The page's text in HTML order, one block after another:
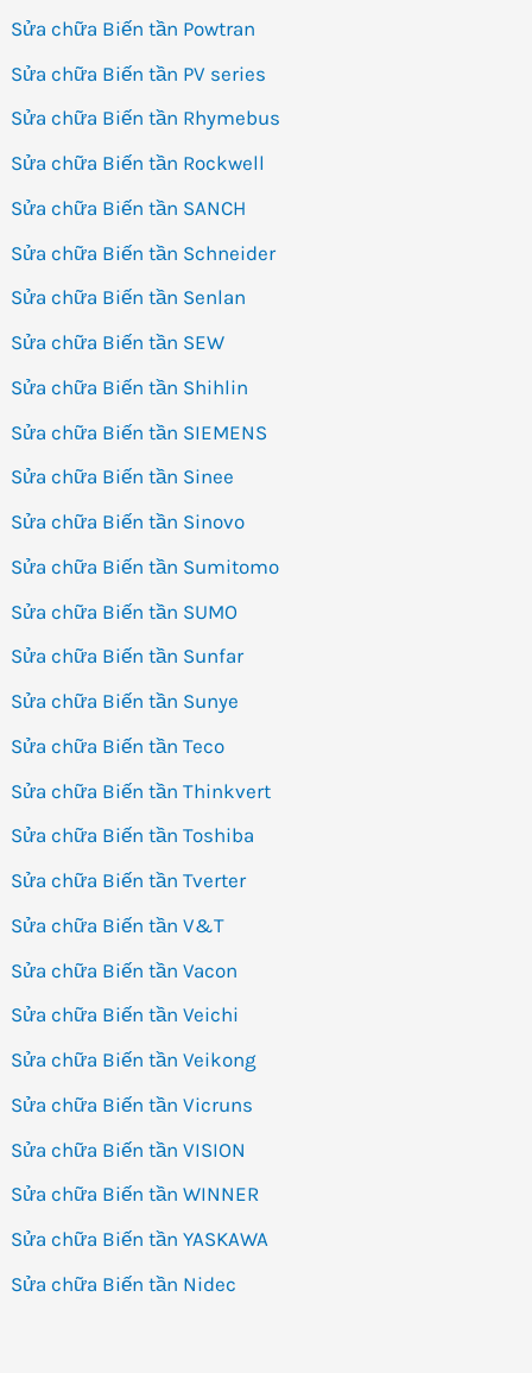
Sửa chữa Biến tần Powtran
Sửa chữa Biến tần PV series
Sửa chữa Biến tần Rhymebus
Sửa chữa Biến tần Rockwell
Sửa chữa Biến tần SANCH
Sửa chữa Biến tần Schneider
Sửa chữa Biến tần Senlan
Sửa chữa Biến tần SEW
Sửa chữa Biến tần Shihlin
Sửa chữa Biến tần SIEMENS
Sửa chữa Biến tần Sinee
Sửa chữa Biến tần Sinovo
Sửa chữa Biến tần Sumitomo
Sửa chữa Biến tần SUMO
Sửa chữa Biến tần Sunfar
Sửa chữa Biến tần Sunye
Sửa chữa Biến tần Teco
Sửa chữa Biến tần Thinkvert
Sửa chữa Biến tần Toshiba
Sửa chữa Biến tần Tverter
Sửa chữa Biến tần V&T
Sửa chữa Biến tần Vacon
Sửa chữa Biến tần Veichi
Sửa chữa Biến tần Veikong
Sửa chữa Biến tần Vicruns
Sửa chữa Biến tần VISION
Sửa chữa Biến tần WINNER
Sửa chữa Biến tần YASKAWA
Sửa chữa Biến tần Nidec